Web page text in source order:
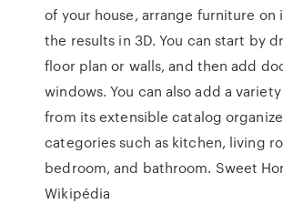
of your house, arrange furniture on
the results in 3D. You can start by
floor plan or walls, and then add
windows. You can also add a
from its extensible catalog
categories such as kitchen, living
bedroom, and bathroom. Sweet
Wikipédia